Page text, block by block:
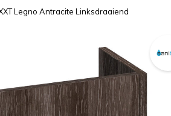
Legno Antracite Linksdraaiend